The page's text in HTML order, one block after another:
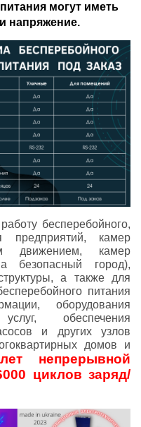
могут иметь
напряжение.
бесперебойного,
предприятий, камер
движением, камер
безопасный город),
а также для
питания
оборудования
обеспечения
и других узлов
домов и
непрерывной
циклов заряд/